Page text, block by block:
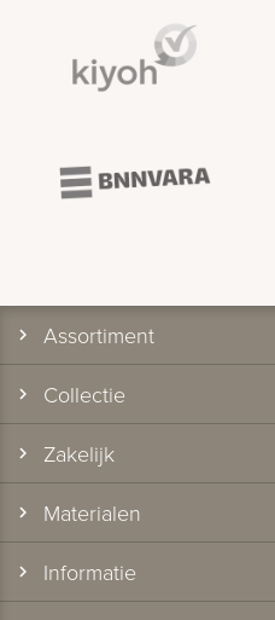
Assortiment
Collectie
Zakelijk
Materialen
Informatie